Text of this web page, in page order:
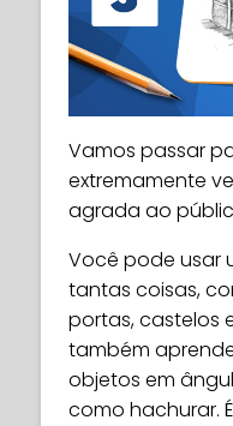
Vamos passar
extremamente
agrada ao
Você pode usar
tantas coisas,
portas, castelos
também
objetos em
como hachurar.